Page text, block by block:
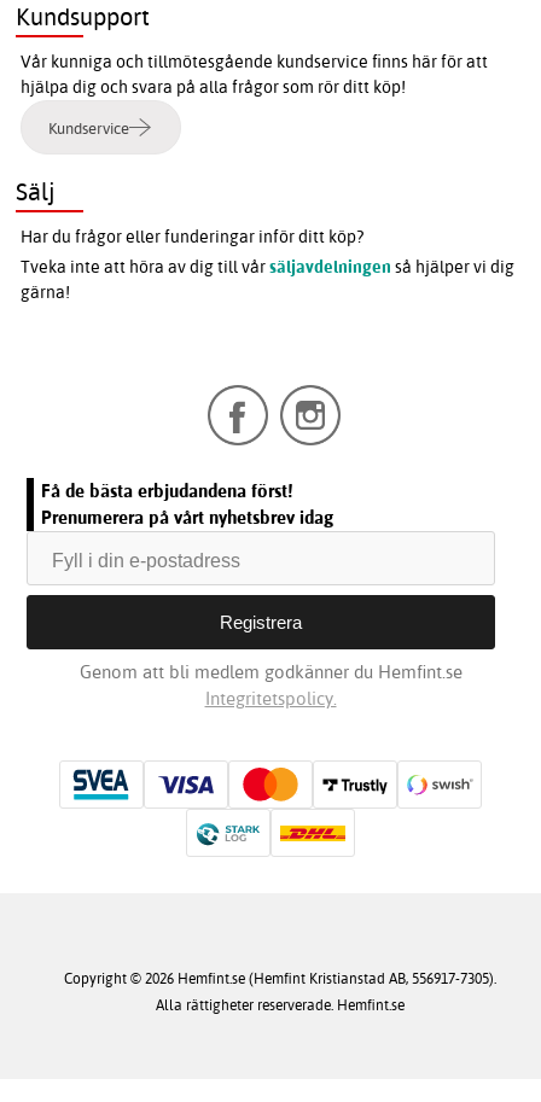
Kundsupport
Vår kunniga och tillmötesgående kundservice finns här för att
hjälpa dig och svara på alla frågor som rör ditt köp!
Kundservice
Sälj
Har du frågor eller funderingar inför ditt köp?
Tveka inte att höra av dig till vårsäljavdelningen så hjälper vi dig
gärna!
Få de bästa erbjudandena först!
Prenumerera på vårt nyhetsbrev idag
Genom att bli medlem godkänner du Hemfint.se
Integritetspolicy.
Copyright © 2026 Hemfint.se (Hemfint Kristianstad AB, 556917-7305).
Alla rättigheter reserverade. Hemfint.se